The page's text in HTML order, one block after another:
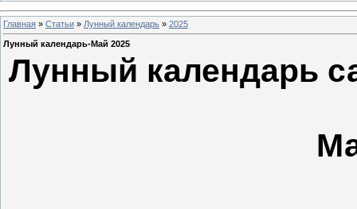
Главная » Статьи » Лунный календарь » 2025
Лунный календарь-Май 2025
Лунный календарь